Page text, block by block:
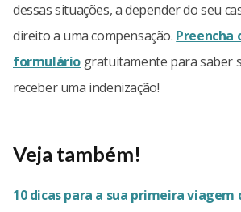
dessas situações, a depender do seu
direito a uma compensação. Preencha
formulário gratuitamente para saber
receber uma indenização!
Veja também!
10 dicas para a sua primeira viagem